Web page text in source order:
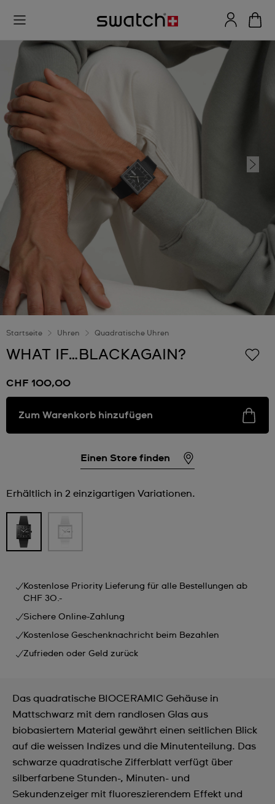
Startseite Uhren Quadratische Uhren
WHAT IF…BLACKAGAIN?
CHF 100,00
Zum Warenkorb hinzufügen
Einen Store finden
Erhältlich in 2 einzigartigen Variationen.
Kostenlose Priority Lieferung für alle Bestellungen ab
CHF 30.-
Sichere Online-Zahlung
Kostenlose Geschenknachricht beim Bezahlen
Zufrieden oder Geld zurück
Das quadratische BIOCERAMIC Gehäuse in
Mattschwarz mit dem randlosen Glas aus
biobasiertem Material gewährt einen seitlichen Blick
auf die weissen Indizes und die Minutenteilung. Das
schwarze quadratische Zifferblatt verfügt über
silberfarbene Stunden-, Minuten- und
Sekundenzeiger mit fluoreszierendem Effekt und